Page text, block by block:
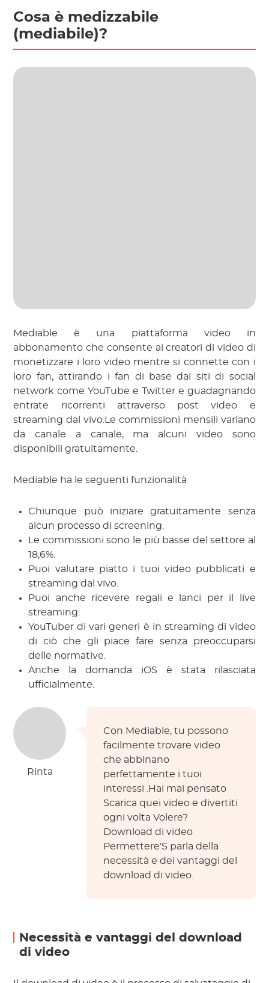
Cosa è medizzabile
(mediabile)?
Mediable è una piattaforma video in
abbonamento che consente ai creatori di video di
monetizzare i loro video mentre si connette con i
loro fan, attirando i fan di base dai siti di social
network come YouTube e Twitter e guadagnando
entrate ricorrenti attraverso post video e
streaming dal vivo.Le commissioni mensili variano
da canale a canale, ma alcuni video sono
disponibili gratuitamente.
Mediable ha le seguenti funzionalità
Chiunque può iniziare gratuitamente senza
alcun processo di screening.
Le commissioni sono le più basse del settore al
18,6%.
Puoi valutare piatto i tuoi video pubblicati e
streaming dal vivo.
Puoi anche ricevere regali e lanci per il live
streaming.
YouTuber di vari generi è in streaming di video
di ciò che gli piace fare senza preoccuparsi
delle normative.
Anche la domanda iOS è stata rilasciata
ufficialmente.
Rinta
Con Mediable, tu possono
facilmente trovare video
che abbinano
perfettamente i tuoi
interessi .Hai mai pensato
Scarica quei video e divertiti
ogni voltaVolere?
Download di video
Permettere'S parla della
necessità e dei vantaggi del
download di video.
Necessità e vantaggi del download
di video